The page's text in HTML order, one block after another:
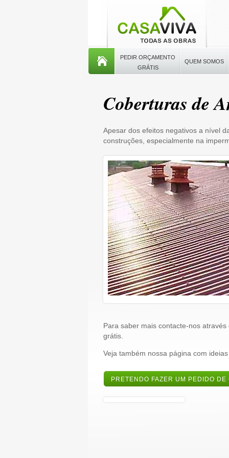
PEDIR ORÇAMENTO
GRÁTIS
QUEM SOMOS
Coberturas de
Apesar dos efeitos negativos a nível
construções, especialmente na
Para saber mais contacte-nos
grátis.
Veja também nossa página com
PRETENDO FAZER UM PEDIDO